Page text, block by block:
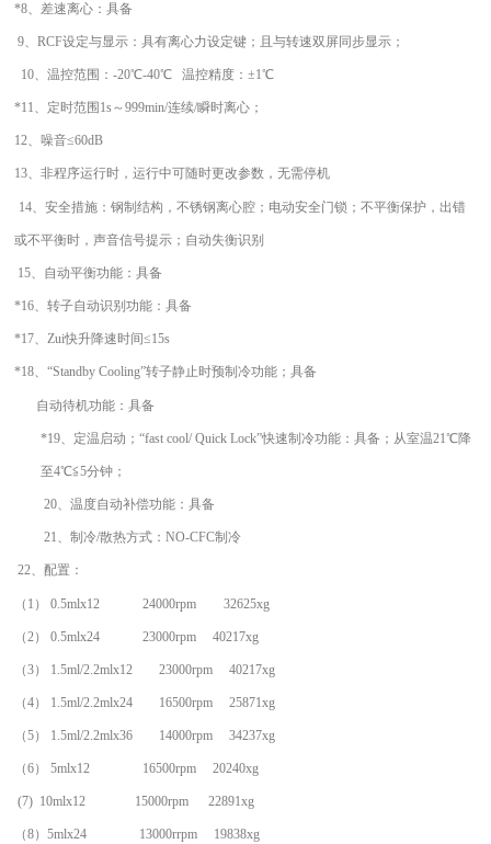
*8、 差速离心 ：具备
9、RCF设定与显示：具有离心力设定键 ； 且与转速双屏同步显示；
10、温控范围：-20℃-40℃ 温控精度：±1℃
*11、定时范围1s～999min/连续/瞬时离心；
12、噪音≤60dB
13、非程序运行时，运行中可随时更改参数，无需停机
14、安全措施：钢制结构，不锈钢离心腔 ； 电动安全门锁；不平衡保护，出错
或不平衡时，声音信号提示；自动失衡识别
15、 自动平衡功能：具备
*16、转子自动识别功能：具备
*17、Zui快升降速时间≤15s
*18、“Standby Cooling”转子静止时预制冷功能；具备
自动待机功能：具备
*19、定温启动；“fast cool/ Quick Lock”快速制冷功能 ：具备； 从室温21℃降
至4℃≦5分钟；
20、温度自动补偿功能 ：具备
21、制冷/散热方式：NO-CFC制冷
22、配置：
（1） 0.5mlx12 24000rpm 32625xg
（2） 0.5mlx24 23000rpm40217xg
（3） 1.5ml/2.2mlx12 23000rpm40217xg
（4） 1.5ml/2.2mlx24 16500rpm 25871xg
（5） 1.5ml/2.2mlx36 14000rpm 34237xg
（6） 5mlx12 16500rpm 20240xg
(7) 10mlx12 15000rpm 22891xg
（8）5mlx24 13000rrpm 19838xg